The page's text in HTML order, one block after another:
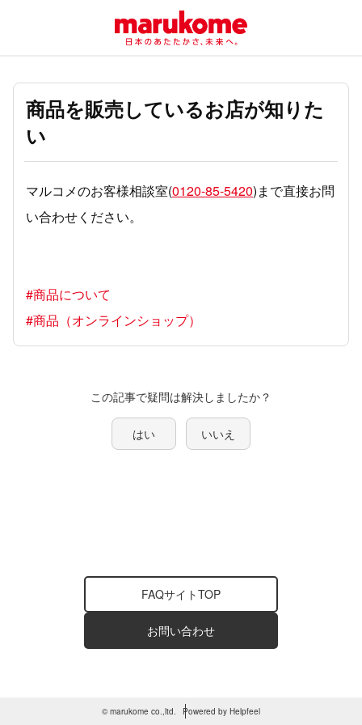
商品を販売しているお店が知りた
い
マルコメのお客様相談室(0120-85-5420)まで直接お問
い合わせください。
#商品について
#商品（オンラインショップ）
この記事で疑問は解決しましたか？
はい いいえ
FAQサイトTOP
お問い合わせ
© marukome co.,ltd. Powered by Helpfeel